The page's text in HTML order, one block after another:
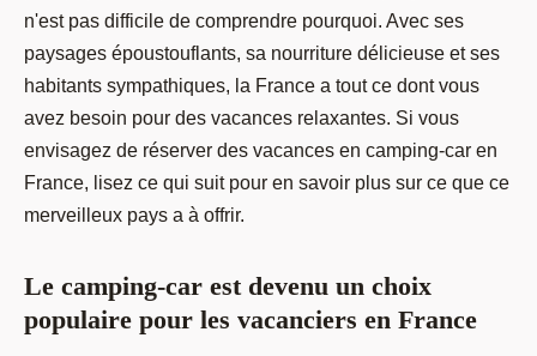
n'est pas difficile de comprendre pourquoi. Avec ses
paysages époustouflants, sa nourriture délicieuse et ses
habitants sympathiques, la France a tout ce dont vous
avez besoin pour des vacances relaxantes. Si vous
envisagez de réserver des vacances en camping-car en
France, lisez ce qui suit pour en savoir plus sur ce que ce
merveilleux pays a à offrir.
Le camping-car est devenu un choix
populaire pour les vacanciers en France